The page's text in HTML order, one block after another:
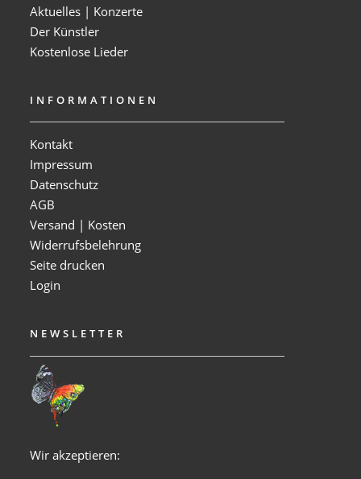
Aktuelles | Konzerte
Der Künstler
Kostenlose Lieder
INFORMATIONEN
Kontakt
Impressum
Datenschutz
AGB
Versand | Kosten
Widerrufsbelehrung
Seite drucken
Login
NEWSLETTER
Wir akzeptieren: